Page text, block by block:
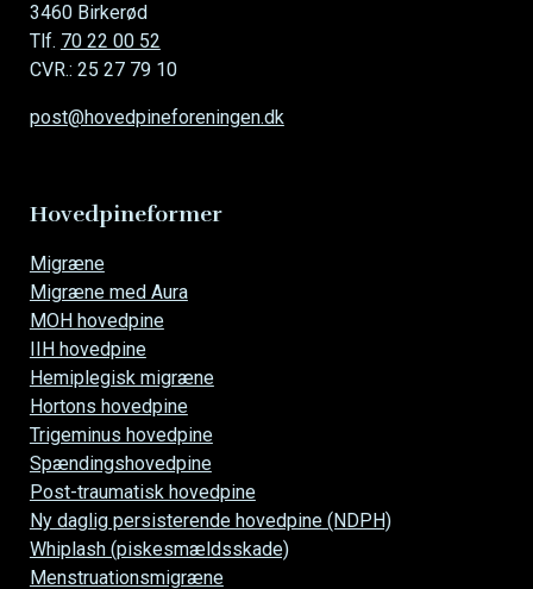
3460 Birkerød
Tlf. 70 22 00 52
CVR.: 25 27 79 10
post@hovedpineforeningen.dk
Hovedpineformer
navigationen
Migræne
Migræne med Aura
MOH hovedpine
IIH hovedpine
Hemiplegisk migræne
Hortons hovedpine
Trigeminus hovedpine
Spændingshovedpine
Post-traumatisk hovedpine
Ny daglig persisterende hovedpine (NDPH)
Whiplash (piskesmældsskade)
Menstruationsmigræne